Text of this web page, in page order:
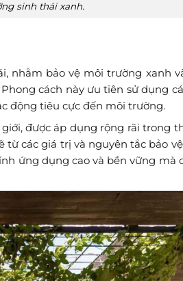
sinh thái xanh.
nhằm bảo vệ môi trường xanh
cách này ưu tiên sử dụng
động tiêu cực đến môi trường.
được áp dụng rộng rãi trong
các giá trị và nguyên tắc bảo
ứng dụng cao và bền vững mà